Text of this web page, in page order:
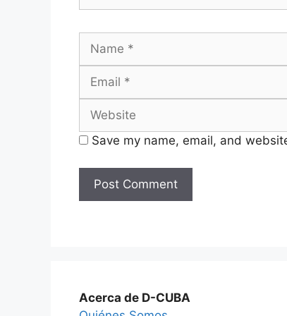
Name
Save my name, email, and
Acerca de D-CUBA